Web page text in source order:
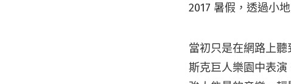
2017 暑假，透過小
當初只是在網路上
斯克巨人樂園中表